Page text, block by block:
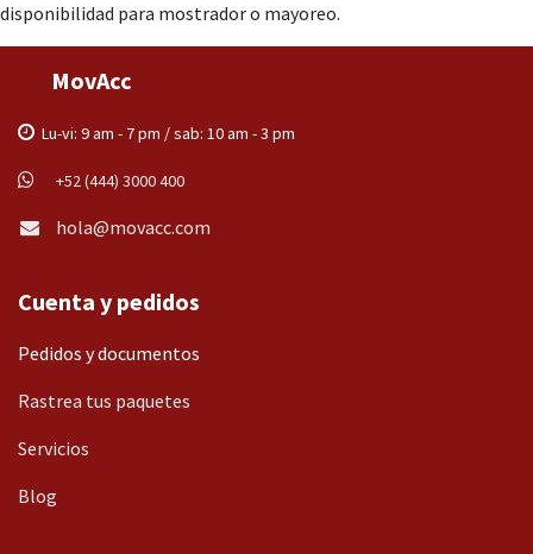
disponibilidad para mostrador o mayoreo.
MovAcc
Lu-vi: 9 am - 7 pm / sab: 10 am - 3 pm
+52 (444) 3000 400
hola@movacc.com
Cuenta y pedidos
Pedidos y documentos
Rastrea tus paquetes
Servicios
Blog